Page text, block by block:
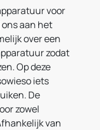
voor
aan het
over een
zodat
Op deze
iets
De
zowel
van